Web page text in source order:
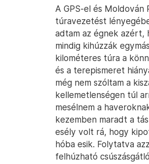
A GPS-el és
túravezetést
adtam az égnek
mindig kihúzzák
kilométeres túra a
és a terepismeret
még nem szóltam a
kellemetlenségen túl
mesélnem a
kezemben maradt a
esély volt rá, hogy
hóba esik. Folytatva
felhúzható